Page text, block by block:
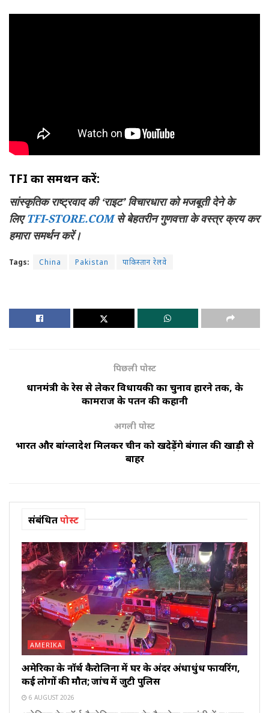
TFI का समर्थन करें:
सांस्कृतिक राष्ट्रवाद की ‘राइट’ विचारधारा को मजबूती देने के
लिएTFI-STORE.COMसे बेहतरीन गुणवत्ता के वस्त्र क्रय कर
हमारा समर्थन करें।
Tags: China Pakistan पाकिस्तान रेलवे
पिछली पोस्ट
प्रधानमंत्री के रेस से लेकर विधायकी का चुनाव हारने तक, के
कामराज के पतन की कहानी
अगली पोस्ट
भारत और बांग्लादेश मिलकर चीन को खदेड़ेंगे बंगाल की खाड़ी से
बाहर
संबंधितपोस्ट
AMERIKA
अमेरिका के नॉर्थ कैरोलिना में घर के अंदर अंधाधुंध फायरिंग,
कई लोगों की मौत; जांच में जुटी पुलिस
6 AUGUST 2026